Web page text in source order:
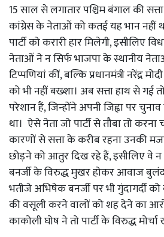
15 साल से लगातार पश्चिम बंगाल की
कांग्रेस के नेताओं को कतई यह भान नहीं
पार्टी को करारी हार मिलेगी, इसीलिए
नेताओं ने न सिर्फ भाजपा के स्थानीय
टिप्पणियां कीं, बल्कि प्रधानमंत्री नरेंद्र
को भी नहीं बख्शा। अब सत्ता हाथ से गई
परेशान हैं, जिन्होंने अपनी जिह्वा पर
था। ऐसे नेता जो पार्टी से तौबा तो
कारणों से सत्ता के करीब रहना उनकी
छोड़ने को आतुर दिख रहे हैं, इसीलिए वे न
बनर्जी के विरुद्ध मुखर होकर आवाज
भतीजे अभिषेक बनर्जी पर भी गुंदागर्दी
की वसूली करने वालों को शह देने का
काकोली घोष ने तो पार्टी के विरुद्ध